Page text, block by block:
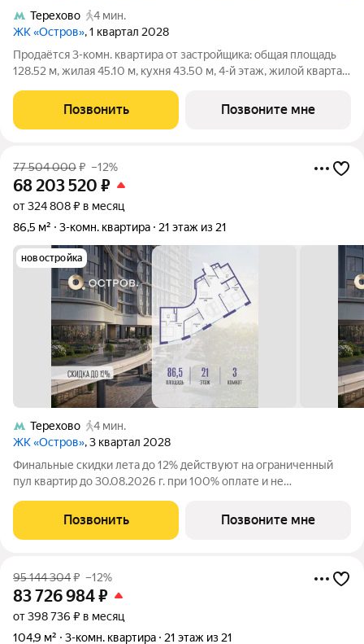
Терехово
4 мин.
ЖК «Остров», 1 квартал 2028
Продаётся 3-комн. квартира от застройщика: общая площадь
128.52 м, жилая 45.10 м, кухня 43.50 м, 4-й этаж, жилой квартал
года. 3 совмещенных санузла. В жилой зоне 2 больших окна на
одну
Позвонить Позвоните мне
77 504 000₽ –12%
68 203 520 ₽
от 324 808 ₽ в месяц
86,5 м²
3-комн. квартира 21 этаж из 21
новостройка
Терехово
4 мин.
ЖК «Остров», 3 квартал 2028
Финальные скидки лета до 12% действуют на ограниченный
пул квартир до 30.08.2026 г. при 100% оплате и не
застройщика: общая площадь 86.52 м, жилая 42.90 м, кухня
29.80 м, 21-й этаж, жилой квартал
Позвонить Позвоните мне
95 144 304₽ –12%
83 726 984₽
от 398 736 ₽ в месяц
104,9 м²
3-комн. квартира 21 этаж из 21